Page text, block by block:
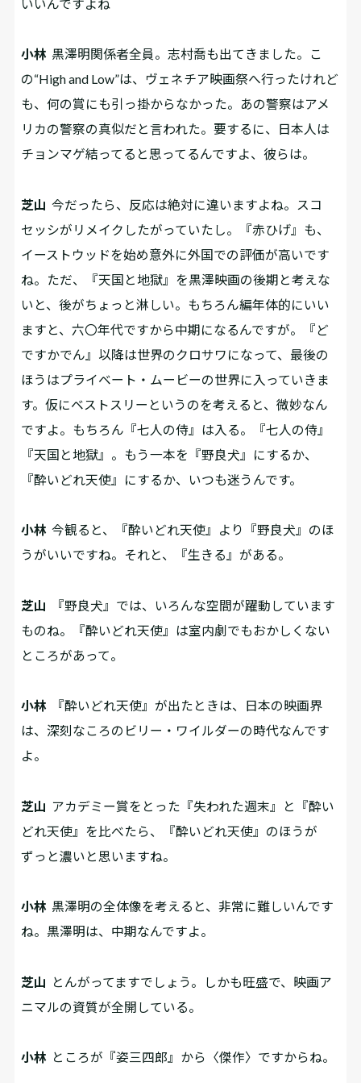
いいんですよね
小林 黒澤明関係者全員。志村喬も出てきました。こ
の“High and Low”は、ヴェネチア映画祭へ行ったけれど
も、何の賞にも引っ掛からなかった。あの警察はアメ
リカの警察の真似だと言われた。要するに、日本人は
チョンマゲ結ってると思ってるんですよ、彼らは。
芝山 今だったら、反応は絶対に違いますよね。スコ
セッシがリメイクしたがっていたし。『赤ひげ』も、
イーストウッドを始め意外に外国での評価が高いです
ね。ただ、『天国と地獄』を黒澤映画の後期と考えな
いと、後がちょっと淋しい。もちろん編年体的にいい
ますと、六〇年代ですから中期になるんですが。『ど
ですかでん』以降は世界のクロサワになって、最後の
ほうはプライベート・ムービーの世界に入っていきま
す。仮にベストスリーというのを考えると、微妙なん
ですよ。もちろん『七人の侍』は入る。『七人の侍』
『天国と地獄』。もう一本を『野良犬』にするか、
『酔いどれ天使』にするか、いつも迷うんです。
小林 今観ると、『酔いどれ天使』より『野良犬』のほ
うがいいですね。それと、『生きる』がある。
芝山
『野良犬』では、いろんな空間が躍動しています
ものね。『酔いどれ天使』は室内劇でもおかしくない
ところがあって。
小林 『酔いどれ天使』が出たときは、日本の映画界
は、深刻なころのビリー・ワイルダーの時代なんです
よ。
芝山 アカデミー賞をとった『失われた週末』と『酔い
どれ天使』を比べたら、『酔いどれ天使』のほうが
ずっと濃いと思いますね。
小林 黒澤明の全体像を考えると、非常に難しいんです
ね。黒澤明は、中期なんですよ。
芝山 とんがってますでしょう。しかも旺盛で、映画ア
ニマルの資質が全開している。
小林 ところが『姿三四郎』から〈傑作〉ですからね。